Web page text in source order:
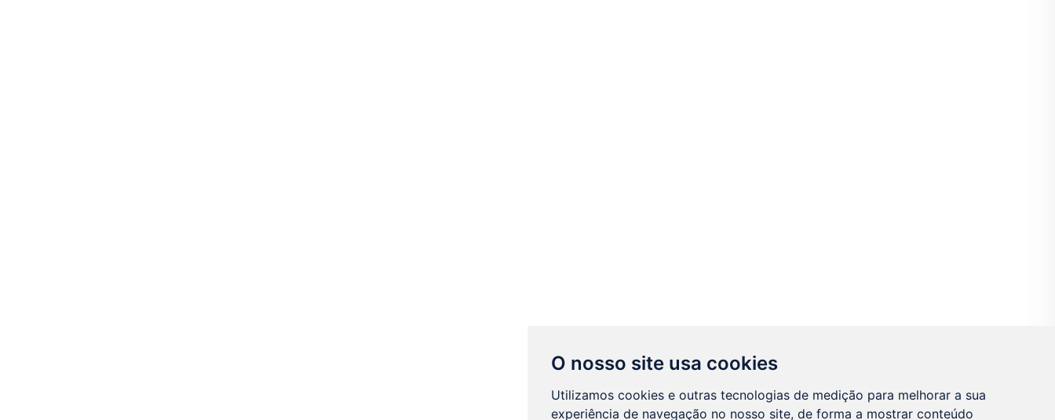
O nosso site usa cookies
Utilizamos cookies e outras tecnologias de medição para melhorar a sua
experiência de navegação no nosso site, de forma a mostrar conteúdo